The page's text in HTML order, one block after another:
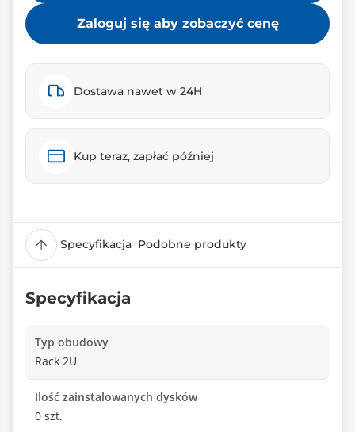
Zaloguj się aby zobaczyć cenę
Dostawa nawet w 24H
Kup teraz, zapłać później
Specyfikacja Podobne produkty
Specyfikacja
Typ obudowy
Rack 2U
Ilość zainstalowanych dysków
0 szt.